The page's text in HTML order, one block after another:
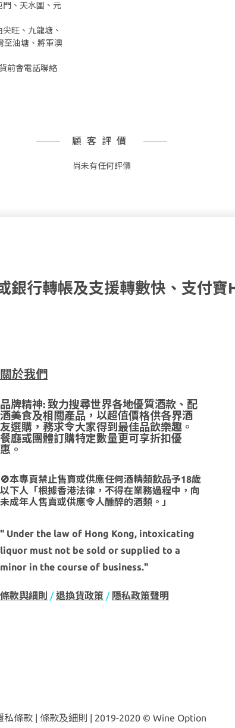
門、天水圍、元
旺、九龍塘、
至油塘、將軍澳
前會電話聯絡
顧客評價
尚未有任何評價
銀行轉帳及支援轉數快、支付寶
關於我們
品牌精神: 致力搜尋世界各地優質酒款、配
酒美食及相關產品，以超值價格供各界酒
友選購，務求令大家得到最佳品飲樂趣。
餐廳或團體訂購特定數量更可享折扣優
惠。
🚫本專頁禁止售賣或供應任何酒精類飲品予18歲
以下人「根據香港法律，不得在業務過程中，向
未成年人售賣或供應令人醺醉的酒類。」
" Under the law of Hong Kong, intoxicating
liquor must not be sold or supplied to a
minor in the course of business."
條款與細則 /退換貨政策 / 隱私政策聲明
私條款 | 條款及細則 | 2019-2020 © Wine Option